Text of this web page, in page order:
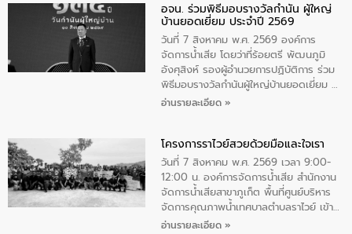
ทิพย์คำ รองผู้ว่าราชการจังหวัดมุกดาหาร
เป็นประธานในพิธี ณ เรือนจําชั่วคราวนาโสก
ตําบลนาโสก อําเภอเมืองมุกดาหาร จังหวัด
มุกดาหาร โดยในกิจกรรมได้ร่วมปลูกป่า และ
ทําความสะอาดภายในบริเวณ จัดกิจกรรม
เพื่อถวายเป็นพระราชกุศล สมเด็จพระนาง
เจ้าสิริกิติ์พระบรมราชินีนาถ พระบรมราช
อจน. ร่วมพิธีมอบรางวัลกำนัน ผู้ใหญ่
บ้านยอดเยี่ยม ประจำปี 2569
วันที่ 7 สิงหาคม พ.ศ. 2569 องค์การ
จัดการน้ำเสีย โดยว่าที่ร้อยตรี พัฒนภูมิ
อังศุสิงห์ รองผู้อำนวยการปฏิบัติการ ร่วม
พิธีมอบรางวัลกำนันผู้ใหญ่บ้านยอดเยี่ยม ณ
ทำเนียบรัฐบาล โดยมีนายอนุทิน ชาญวีรกูล
ทองคำและประกาศเกียรติคุณให้แก่ กำนัน
ผู้ใหญ่บ้านยอดเยี่ยม พร้อมกล่าวชื่นชม ให้
โอวาท และมอบนโยบาย
อ่านรายละเอียด »
โครงการราไวย์สวยด้วยมือและใจเรา
วันที่ 7 สิงหาคม พ.ศ. 2569 เวลา 9:00-
12:00 น. องค์การจัดการน้ำเสีย สำนักงาน
จัดการน้ำเสียสาขาภูเก็ต พื้นที่ศูนย์บริหาร
จัดการคุณภาพน้ำเทศบาลตำบลราไวย์ เข้า
ร่วมโครงการราไวย์สวยด้วยมือและใจเรา
อ่านรายละเอียด »